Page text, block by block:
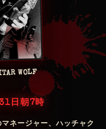
WOLF
日朝7時
ネージャー、ハッチャク